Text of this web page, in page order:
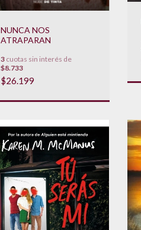
NUNCA NOS
ATRAPARAN
3 cuotas sin interés de
$8.733
$26.199